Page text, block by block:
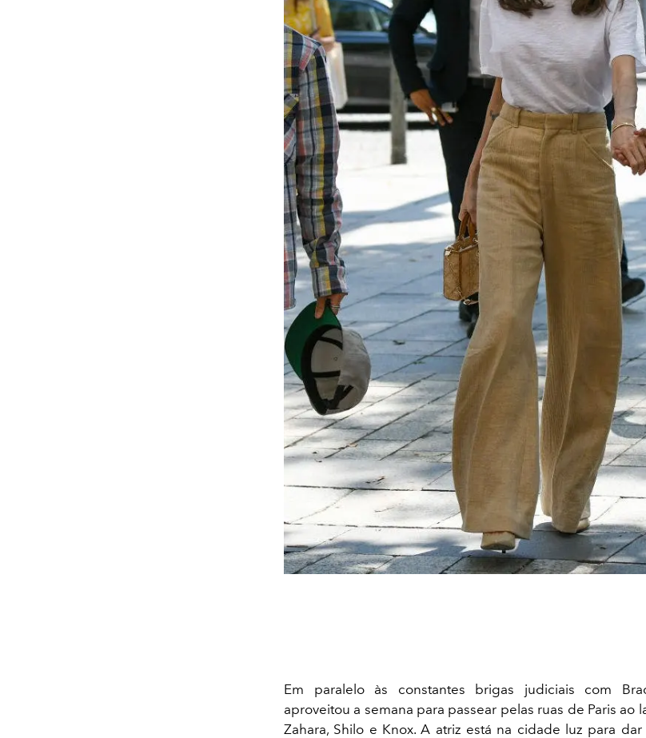
Em paralelo às constantes brigas judiciais com
aproveitou a semana para passear pelas ruas de Paris ao
Zahara, Shilo e Knox. A atriz está na cidade luz para